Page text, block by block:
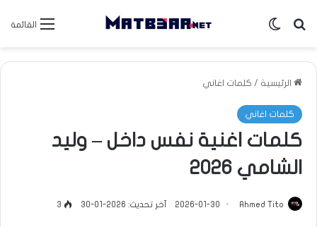
القائمة بحث عنالوضع المظلم
الرئيسية / كلمات اغاني
كلمات اغاني
كلمات اغنية نفس داخل – وليد
الشامي 2026
Ahmed Tito
2026-01-30 آخر تحديث: 2026-01-30 3